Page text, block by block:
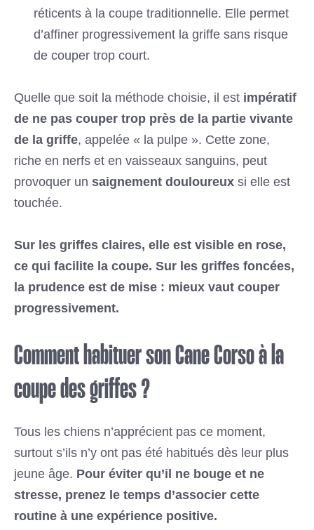
réticents à la coupe traditionnelle. Elle permet
d’affiner progressivement la griffe sans risque
de couper trop court.
Quelle que soit la méthode choisie, il est impératif
de ne pas couper trop près de la partie vivante
de la griffe, appelée « la pulpe ». Cette zone,
riche en nerfs et en vaisseaux sanguins, peut
provoquer un saignement douloureux si elle est
touchée.
Sur les griffes claires, elle est visible en rose,
ce qui facilite la coupe. Sur les griffes foncées,
la prudence est de mise : mieux vaut couper
progressivement.
Comment habituer son Cane Corso à la
coupe des griffes ?
Tous les chiens n’apprécient pas ce moment,
surtout s’ils n’y ont pas été habitués dès leur plus
jeune âge. Pour éviter qu’il ne bouge et ne
stresse, prenez le temps d’associer cette
routine à une expérience positive.